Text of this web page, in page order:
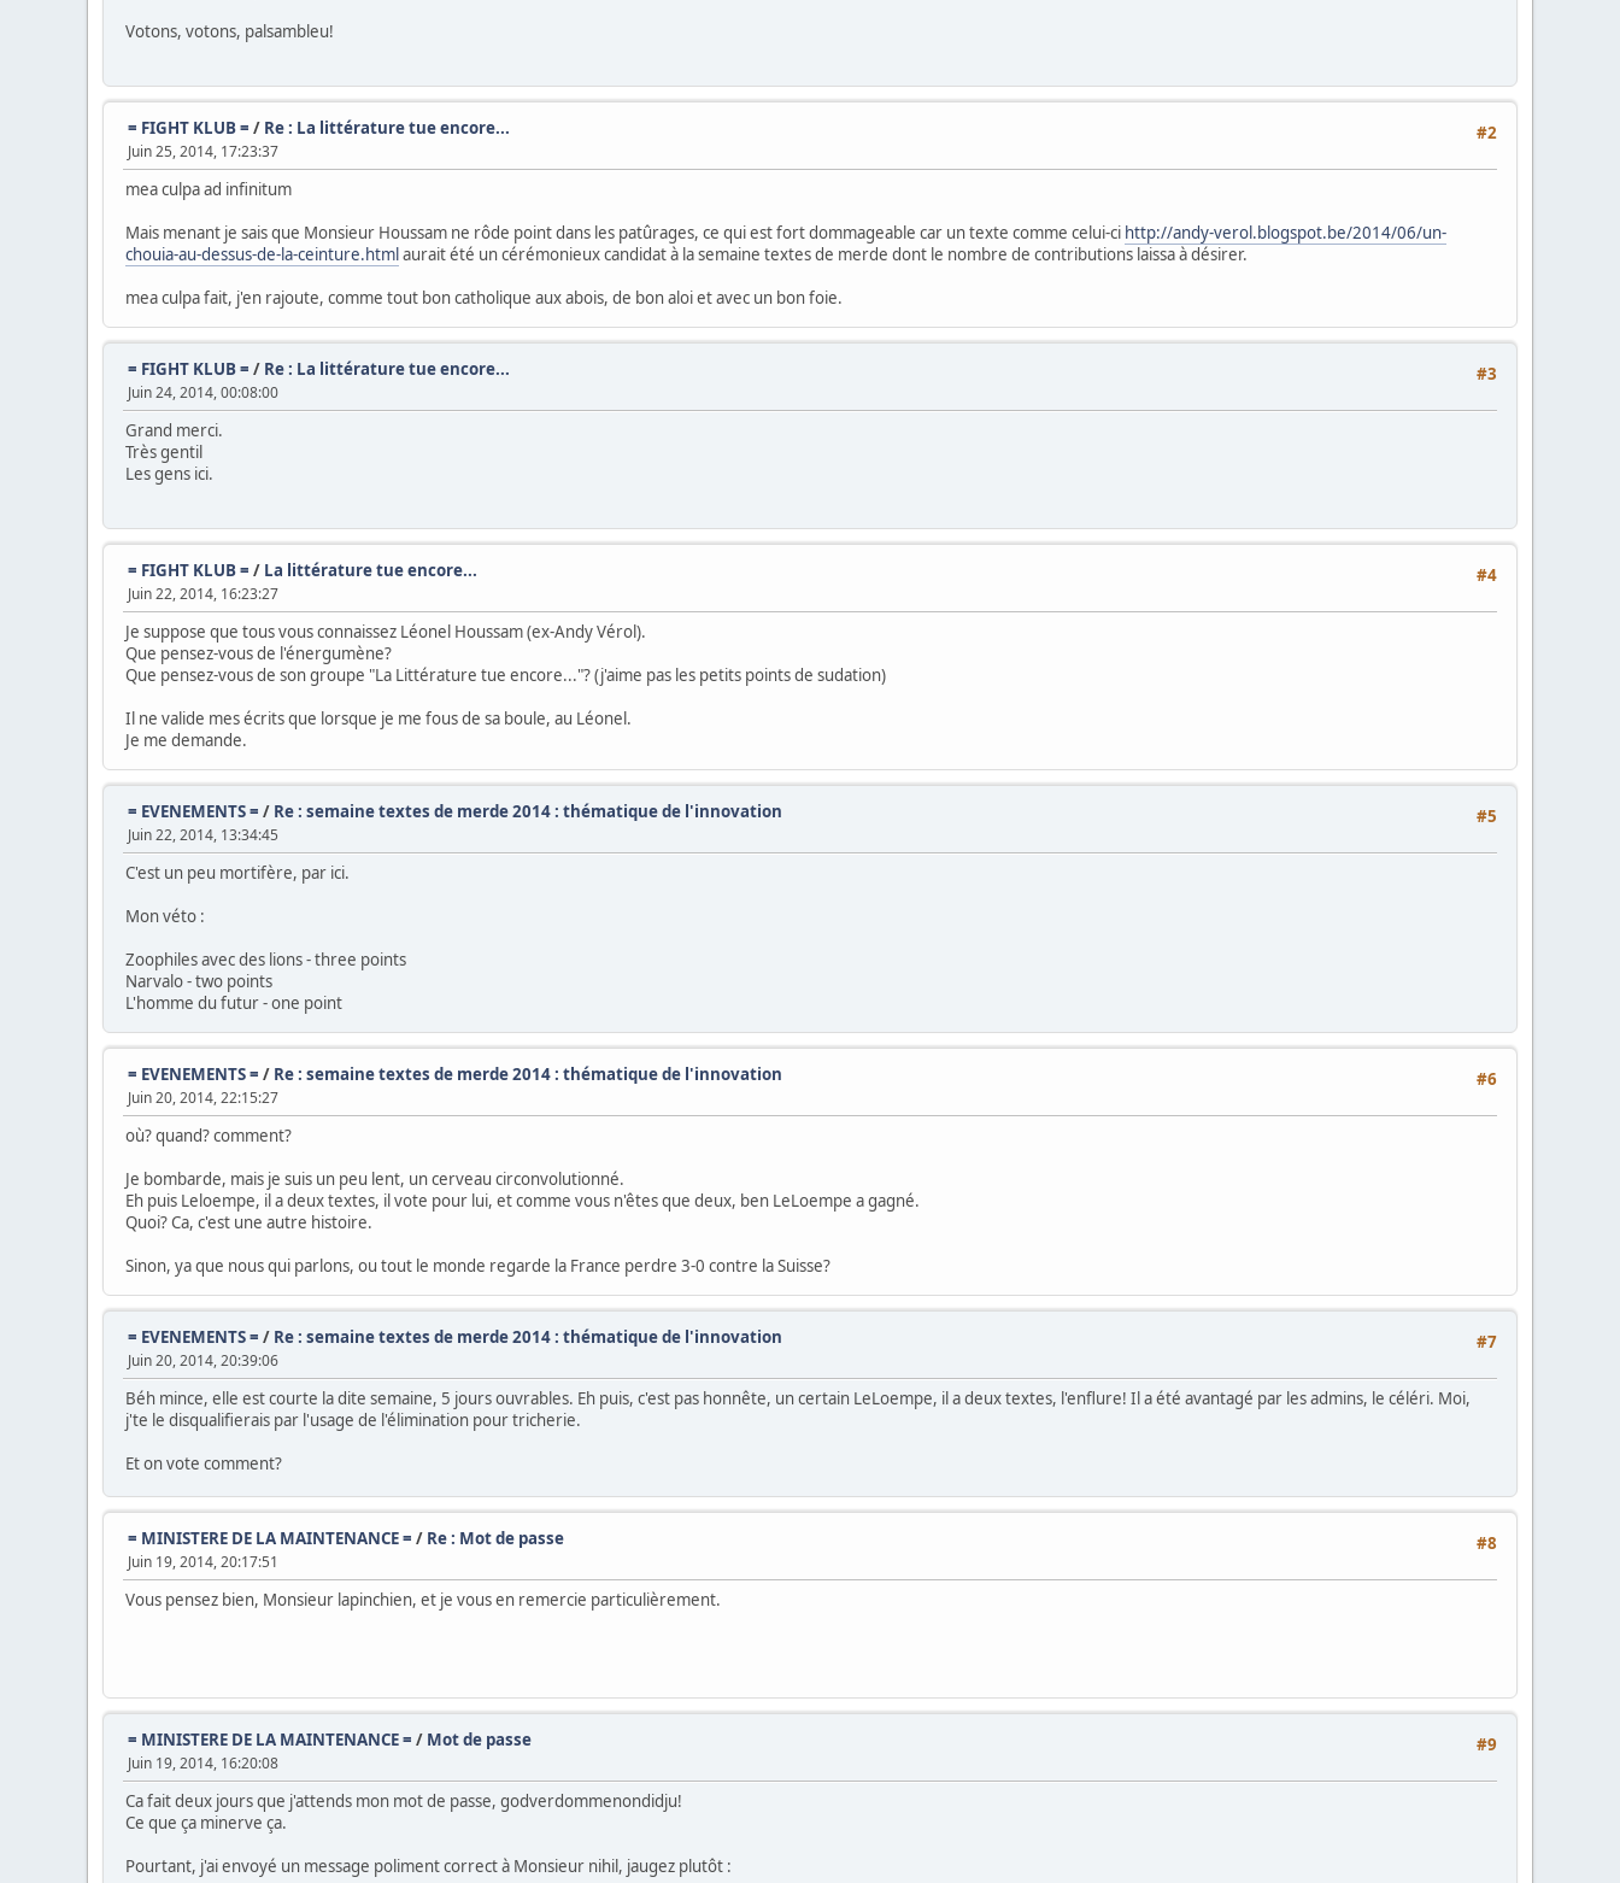
Votons, votons, palsambleu!
#2
= FIGHT KLUB = / Re : La littérature tue encore...
Juin 25, 2014, 17:23:37
mea culpa ad infinitum
Mais menant je sais que Monsieur Houssam ne rôde point dans les patûrages, ce qui est fort dommageable car un texte comme celui-ci http://andy-verol.blogspot.be/2014/06/un-
chouia-au-dessus-de-la-ceinture.htmlaurait été un cérémonieux candidat à la semaine textes de merde dont le nombre de contributions laissa à désirer.
mea culpa fait, j'en rajoute, comme tout bon catholique aux abois, de bon aloi et avec un bon foie.
#3
= FIGHT KLUB = / Re : La littérature tue encore...
Juin 24, 2014, 00:08:00
Grand merci.
Très gentil
Les gens ici.
#4
= FIGHT KLUB = / La littérature tue encore...
Juin 22, 2014, 16:23:27
Je suppose que tous vous connaissez Léonel Houssam (ex-Andy Vérol).
Que pensez-vous de l'énergumène?
Que pensez-vous de son groupe "La Littérature tue encore..."? (j'aime pas les petits points de sudation)
Il ne valide mes écrits que lorsque je me fous de sa boule, au Léonel.
Je me demande.
#5
= EVENEMENTS = / Re : semaine textes de merde 2014 : thématique de l'innovation
Juin 22, 2014, 13:34:45
C'est un peu mortifère, par ici.
Mon véto :
Zoophiles avec des lions - three points
Narvalo - two points
L'homme du futur - one point
#6
= EVENEMENTS = / Re : semaine textes de merde 2014 : thématique de l'innovation
Juin 20, 2014, 22:15:27
où? quand? comment?
Je bombarde, mais je suis un peu lent, un cerveau circonvolutionné.
Eh puis Leloempe, il a deux textes, il vote pour lui, et comme vous n'êtes que deux, ben LeLoempe a gagné.
Quoi? Ca, c'est une autre histoire.
Sinon, ya que nous qui parlons, ou tout le monde regarde la France perdre 3-0 contre la Suisse?
#7
= EVENEMENTS = / Re : semaine textes de merde 2014 : thématique de l'innovation
Juin 20, 2014, 20:39:06
Béh mince, elle est courte la dite semaine, 5 jours ouvrables. Eh puis, c'est pas honnête, un certain LeLoempe, il a deux textes, l'enflure! Il a été avantagé par les admins, le céléri. Moi,
j'te le disqualifierais par l'usage de l'élimination pour tricherie.
Et on vote comment?
#8
= MINISTERE DE LA MAINTENANCE = / Re : Mot de passe
Juin 19, 2014, 20:17:51
Vous pensez bien, Monsieur lapinchien, et je vous en remercie particulièrement.
#9
= MINISTERE DE LA MAINTENANCE = / Mot de passe
Juin 19, 2014, 16:20:08
Ca fait deux jours que j'attends mon mot de passe, godverdommenondidju!
Ce que ça minerve ça.
Pourtant, j'ai envoyé un message poliment correct à Monsieur nihil, jaugez plutôt :